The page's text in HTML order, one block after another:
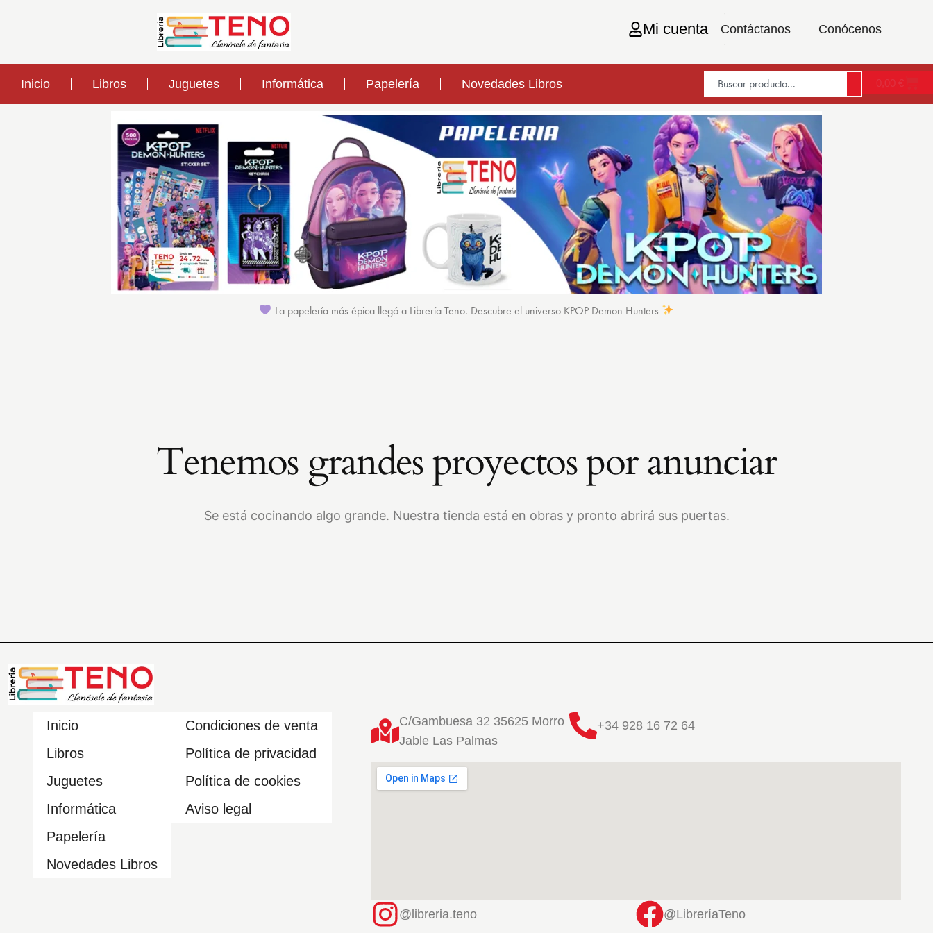
Contáctanos Conócenos
Mi cuenta
Inicio Libros Juguetes Informática Papelería Novedades Libros 0,00 €
La papelería más épica llegó a Librería Teno. Descubre el universo KPOP Demon Hunters
Tenemos grandes proyectos por anunciar
Se está cocinando algo grande. Nuestra tienda está en obras y pronto abrirá sus puertas.
Inicio
Libros
Juguetes
Informática
Papelería
Novedades Libros
Condiciones de venta
Política de privacidad
Política de cookies
Aviso legal
C/Gambuesa 32 35625 Morro
Jable Las Palmas
+34 928 16 72 64
@libreria.teno @LibreríaTeno